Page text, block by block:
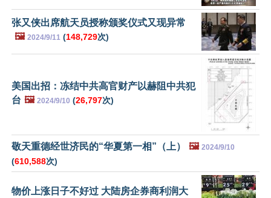
张又侠出席航天员授称颁奖仪式又现异常
🖼️ 2024/9/11 (148,729次)
美国出招：冻结中共高官财产以赫阻中共犯
台 🖼️ 2024/9/10 (26,797次)
敬天重德经世济民的“华夏第一相”（上） 🖼️ 2024/9/10
(610,588次)
物价上涨日子不好过 大陆房企券商利润大